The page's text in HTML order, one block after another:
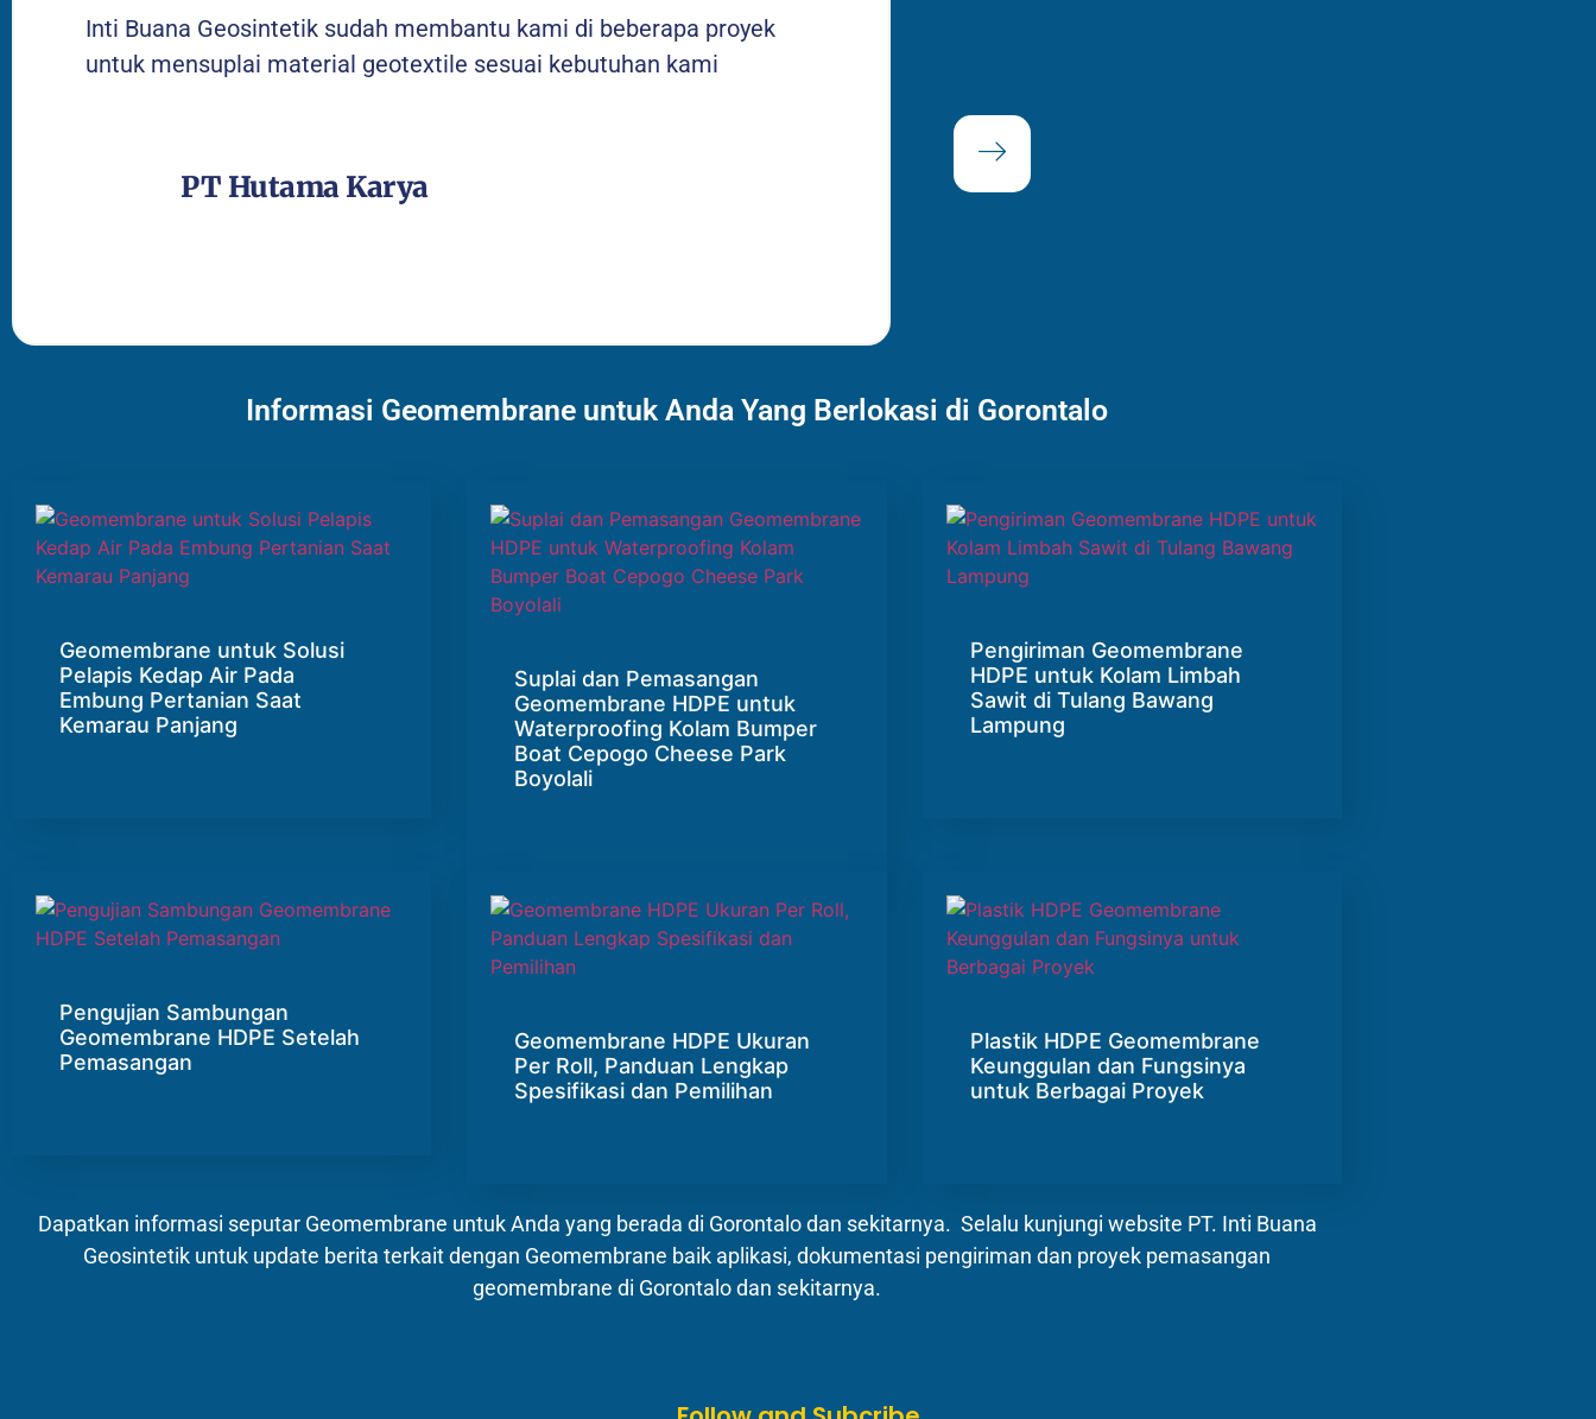
Inti Buana Geosintetik sudah membantu kami di beberapa proyek
untuk mensuplai material geotextile sesuai kebutuhan kami
PT Hutama Karya
Informasi Geomembrane untuk Anda Yang Berlokasi di Gorontalo
Geomembrane untuk Solusi
Pelapis Kedap Air Pada
Embung Pertanian Saat
Kemarau Panjang
Suplai dan Pemasangan
Geomembrane HDPE untuk
Waterproofing Kolam Bumper
Boat Cepogo Cheese Park
Boyolali
Pengiriman Geomembrane
HDPE untuk Kolam Limbah
Sawit di Tulang Bawang
Lampung
Pengujian Sambungan
Geomembrane HDPE Setelah
Pemasangan
Geomembrane HDPE Ukuran
Per Roll, Panduan Lengkap
Spesifikasi dan Pemilihan
Plastik HDPE Geomembrane
Keunggulan dan Fungsinya
untuk Berbagai Proyek
Dapatkan informasi seputar Geomembrane untuk Anda yang berada di Gorontalo dan sekitarnya. Selalu kunjungi website PT. Inti Buana
Geosintetik untuk update berita terkait dengan Geomembrane baik aplikasi, dokumentasi pengiriman dan proyek pemasangan
geomembrane di Gorontalo dan sekitarnya.